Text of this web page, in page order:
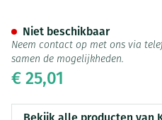
€ 25,01
Niet beschikbaar
Neem contact op met ons via
samen de mogelijkheden.